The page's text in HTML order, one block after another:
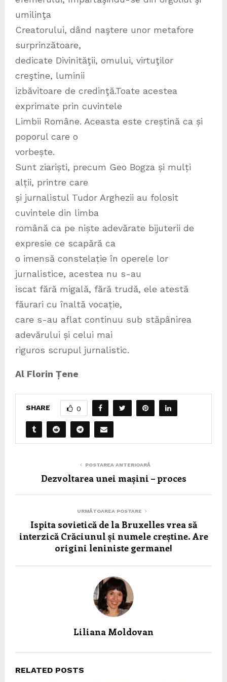
umilinţa
Creatorului, dând naştere unor metafore
surprinzătoare,
dedicate Divinităţii, omului, virtuţilor
creştine, luminii
izbăvitoare de credinţă.Toate acestea
exprimate prin cuvintele
Limbii Române. Aceasta este creștină ca și
poporul care o
vorbește.
Sunt ziariști, precum Geo Bogza și mulți
alții, printre care
și jurnalistul Tudor Arghezii au folosit
cuvintele din limba
română ca pe niște adevărate bijuterii de
expresie ce scapără ca
o imensă constelație în operele lor
jurnalistice, acestea nu s-au
iscat fără migală, fără trudă, ele atestă
făurari cu înaltă vocație,
care s-au aflat continuu sub stăpânirea
adevărului și celui mai
riguros scrupul jurnalistic.
Al Florin Țene
SHARE 0
POSTAREA ANTERIOARĂ
Dezvoltarea unei mașini – proces
URMĂTOAREA POSTARE
Ispita sovietică de la Bruxelles vrea să
interzică Crăciunul și numele creștine. Are
origini leniniste germane!
Liliana Moldovan
RELATED POSTS